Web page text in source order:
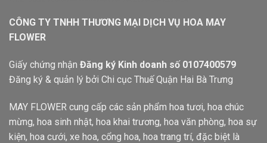
CÔNG TY TNHH THƯƠNG MẠI DỊCH VỤ HOA MAY
FLOWER
Giấy chứng nhận Đăng ký Kinh doanh số 0107400579
Đăng ký & quản lý bởi Chi cục Thuế Quận Hai Bà Trưng
MAY FLOWER cung cấp các sản phẩm hoa tươi, hoa chúc
mừng, hoa sinh nhật, hoa khai trương, hoa văn phòng, hoa sự
kiện, hoa cưới, xe hoa, cổng hoa, hoa trang trí, đặc biệt là